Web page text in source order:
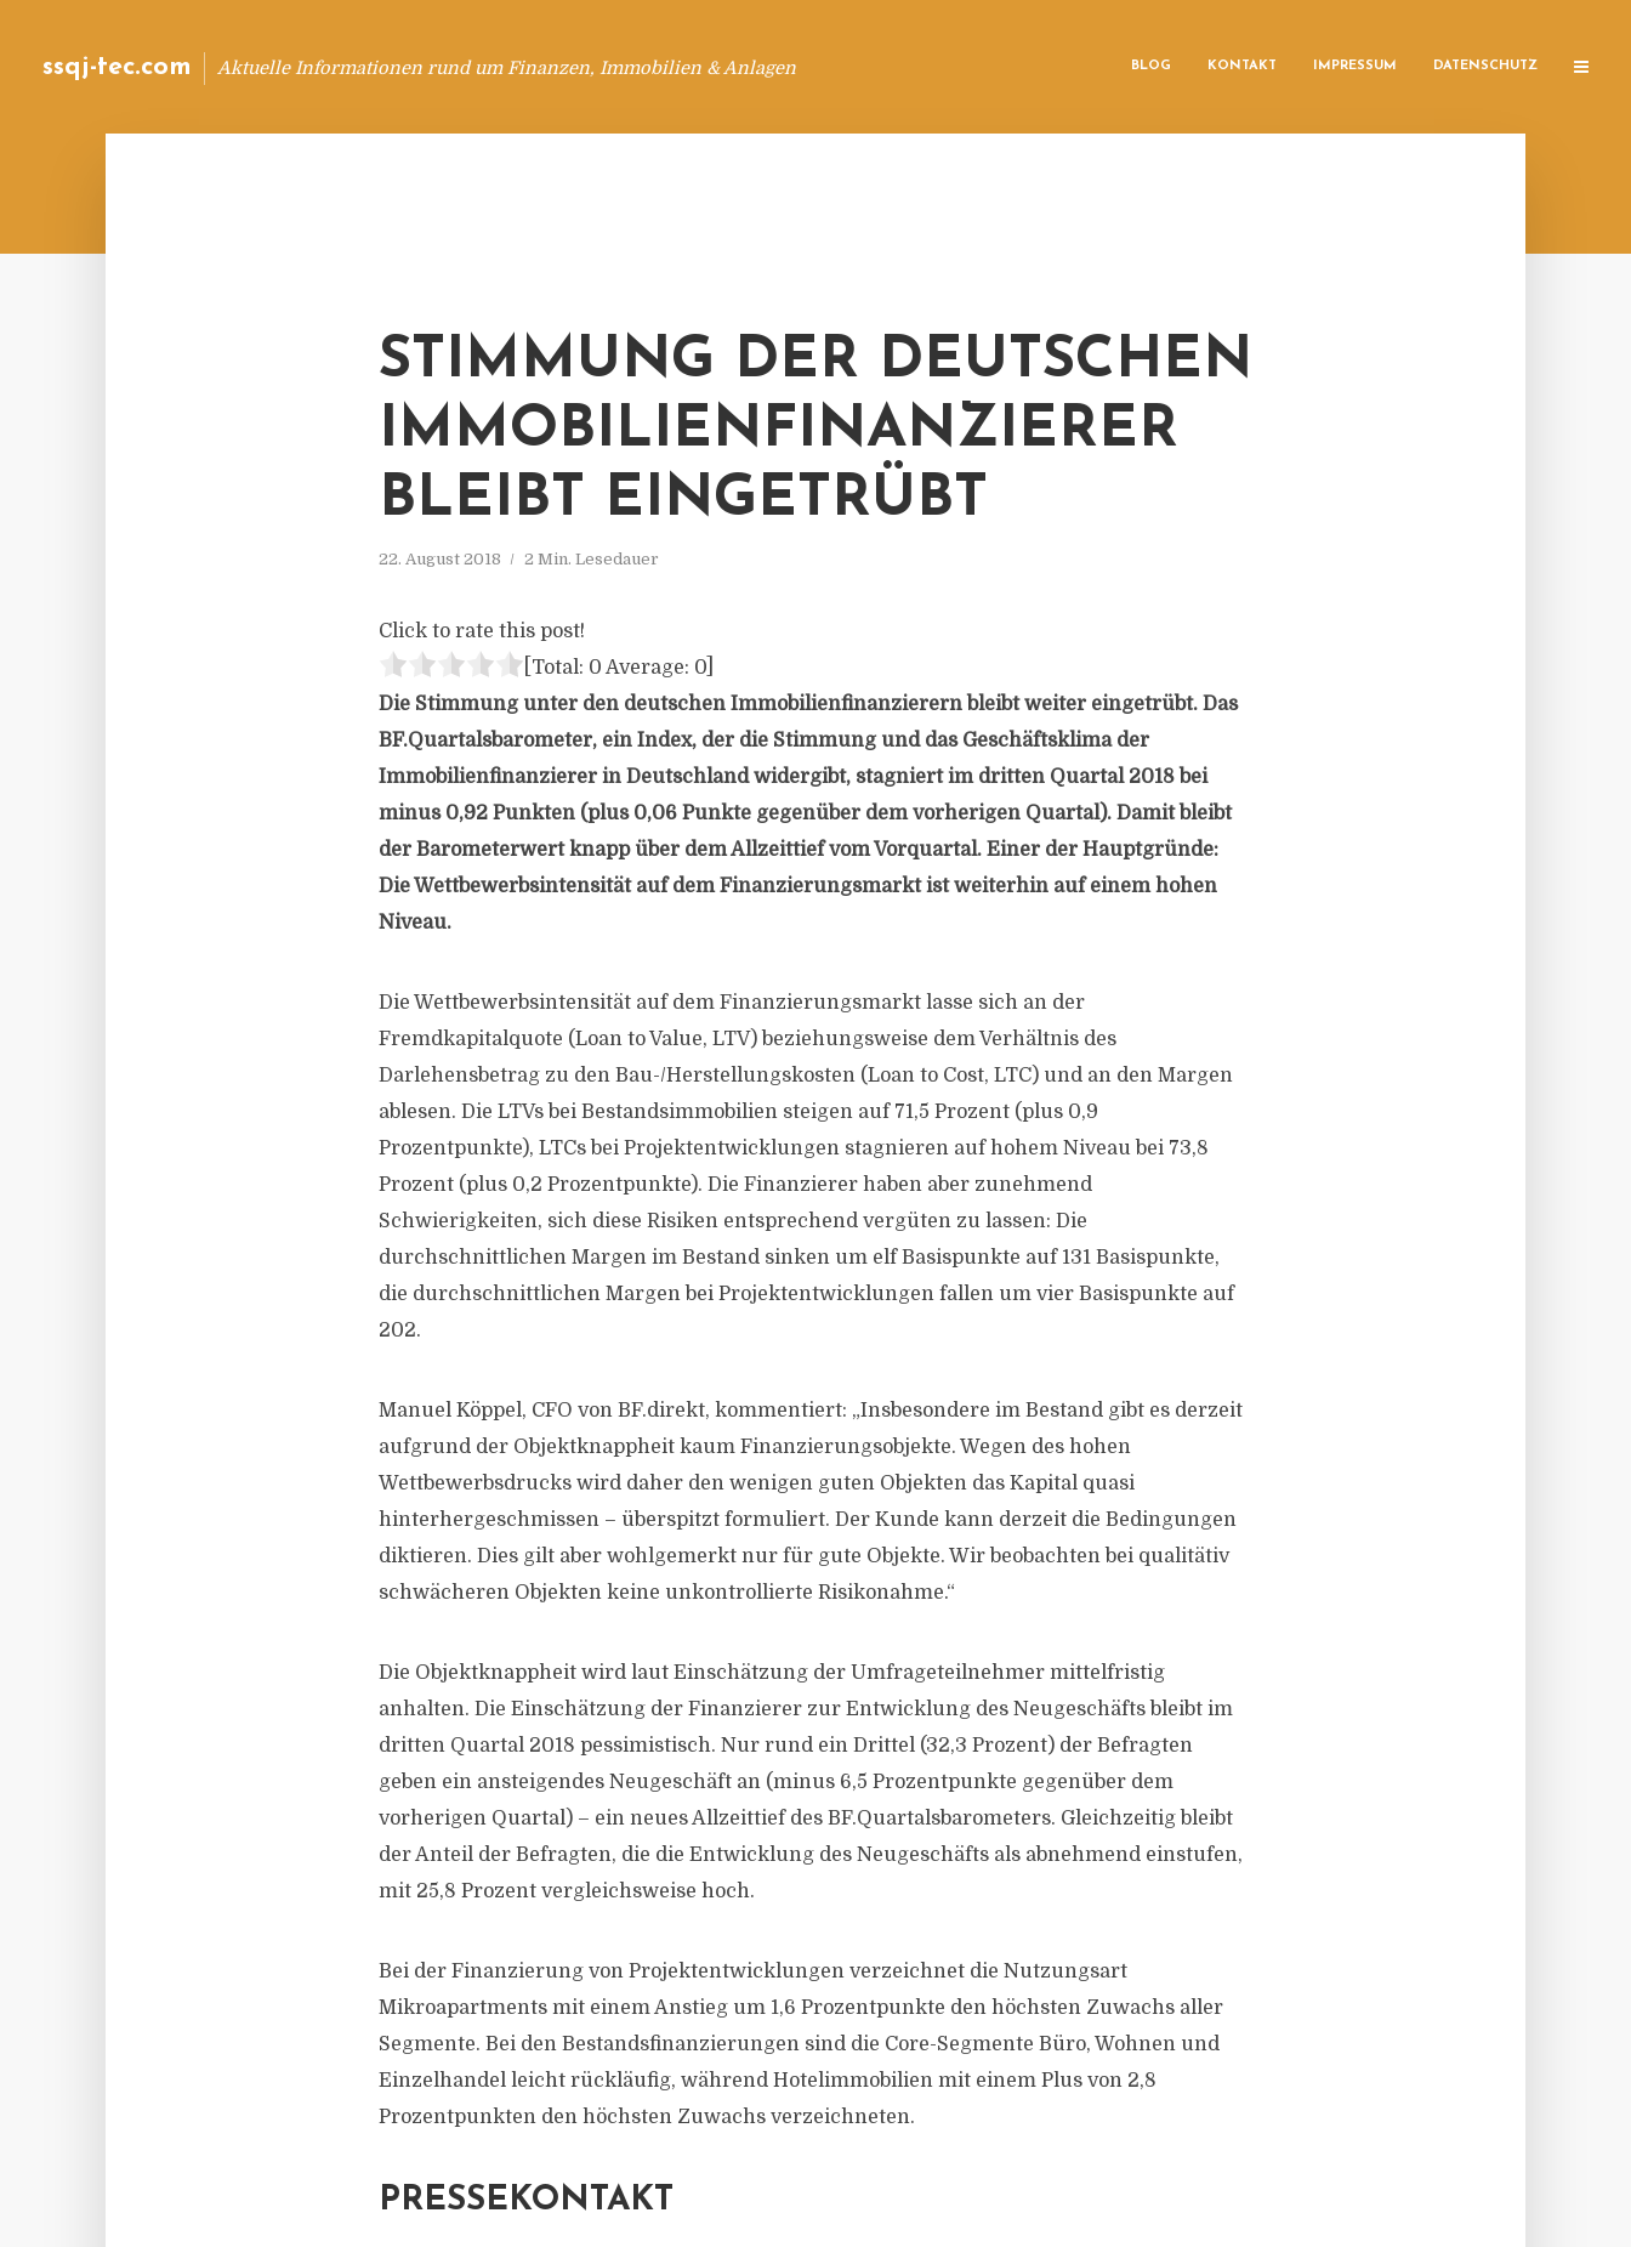
ssqj-tec.com Aktuelle Informationen rund um Finanzen, Immobilien & Anlagen BLOG KONTAKT IMPRESSUM DATENSCHUTZ
STIMMUNG DER DEUTSCHEN
IMMOBILIENFINANZIERER
BLEIBT EINGETRÜBT
22. August 2018 2 Min. Lesedauer
Click to rate this post!
[Total: 0 Average: 0
Die Stimmung unter den deutschen Immobilienfinanzierern bleibt weiter eingetrübt. Das
BF.Quartalsbarometer, ein Index, der die Stimmung und das Geschäftsklima der
Immobilienfinanzierer in Deutschland widergibt, stagniert im dritten Quartal 2018 bei
minus 0,92 Punkten (plus 0,06 Punkte gegenüber dem vorherigen Quartal). Damit bleibt
der Barometerwert knapp über dem Allzeittief vom Vorquartal. Einer der Hauptgründe:
Die Wettbewerbsintensität auf dem Finanzierungsmarkt ist weiterhin auf einem hohen
Niveau.
Die Wettbewerbsintensität auf dem Finanzierungsmarkt lasse sich an der
Fremdkapitalquote (Loan to Value, LTV) beziehungsweise dem Verhältnis des
Darlehensbetrag zu den Bau-/Herstellungskosten (Loan to Cost, LTC) und an den Margen
ablesen. Die LTVs bei Bestandsimmobilien steigen auf 71,5 Prozent (plus 0,9
Prozentpunkte), LTCs bei Projektentwicklungen stagnieren auf hohem Niveau bei 73,8
Prozent (plus 0,2 Prozentpunkte). Die Finanzierer haben aber zunehmend
Schwierigkeiten, sich diese Risiken entsprechend vergüten zu lassen: Die
durchschnittlichen Margen im Bestand sinken um elf Basispunkte auf 131 Basispunkte,
die durchschnittlichen Margen bei Projektentwicklungen fallen um vier Basispunkte auf
202.
Manuel Köppel, CFO von BF.direkt, kommentiert: „Insbesondere im Bestand gibt es derzeit
aufgrund der Objektknappheit kaum Finanzierungsobjekte. Wegen des hohen
Wettbewerbsdrucks wird daher den wenigen guten Objekten das Kapital quasi
hinterhergeschmissen – überspitzt formuliert. Der Kunde kann derzeit die Bedingungen
diktieren. Dies gilt aber wohlgemerkt nur für gute Objekte. Wir beobachten bei qualitätiv
schwächeren Objekten keine unkontrollierte Risikonahme.“
Die Objektknappheit wird laut Einschätzung der Umfrageteilnehmer mittelfristig
anhalten. Die Einschätzung der Finanzierer zur Entwicklung des Neugeschäfts bleibt im
dritten Quartal 2018 pessimistisch. Nur rund ein Drittel (32,3 Prozent) der Befragten
geben ein ansteigendes Neugeschäft an (minus 6,5 Prozentpunkte gegenüber dem
vorherigen Quartal) – ein neues Allzeittief des BF.Quartalsbarometers. Gleichzeitig bleibt
der Anteil der Befragten, die die Entwicklung des Neugeschäfts als abnehmend einstufen,
mit 25,8 Prozent vergleichsweise hoch.
Bei der Finanzierung von Projektentwicklungen verzeichnet die Nutzungsart
Mikroapartments mit einem Anstieg um 1,6 Prozentpunkte den höchsten Zuwachs aller
Segmente. Bei den Bestandsfinanzierungen sind die Core-Segmente Büro, Wohnen und
Einzelhandel leicht rückläufig, während Hotelimmobilien mit einem Plus von 2,8
Prozentpunkten den höchsten Zuwachs verzeichneten.
PRESSEKONTAKT